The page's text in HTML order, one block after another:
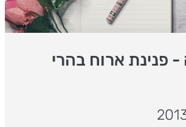
פנינת ארוח בהרי